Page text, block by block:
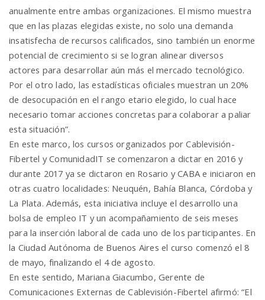
anualmente entre ambas organizaciones. El mismo muestra
que en las plazas elegidas existe, no solo una demanda
insatisfecha de recursos calificados, sino también un enorme
potencial de crecimiento si se logran alinear diversos
actores para desarrollar aún más el mercado tecnológico.
Por el otro lado, las estadísticas oficiales muestran un 20%
de desocupación en el rango etario elegido, lo cual hace
necesario tomar acciones concretas para colaborar a paliar
esta situación”.
En este marco, los cursos organizados por Cablevisión-
Fibertel y ComunidadIT se comenzaron a dictar en 2016 y
durante 2017 ya se dictaron en Rosario y CABA e iniciaron en
otras cuatro localidades: Neuquén, Bahía Blanca, Córdoba y
La Plata. Además, esta iniciativa incluye el desarrollo una
bolsa de empleo IT y un acompañamiento de seis meses
para la inserción laboral de cada uno de los participantes. En
la Ciudad Autónoma de Buenos Aires el curso comenzó el 8
de mayo, finalizando el 4 de agosto.
En este sentido, Mariana Giacumbo, Gerente de
Comunicaciones Externas de Cablevisión-Fibertel afirmó: “El